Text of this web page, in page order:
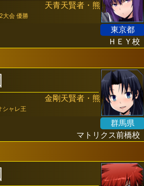
天青天賢者・熊
大会 優勝
東京都
ＨＥＹ校
金剛天賢者・熊
シャレ王
群馬県
マトリクス前橋校